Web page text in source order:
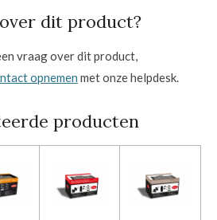
dit product?
vraag over dit product,
opnemen met onze helpdesk.
producten